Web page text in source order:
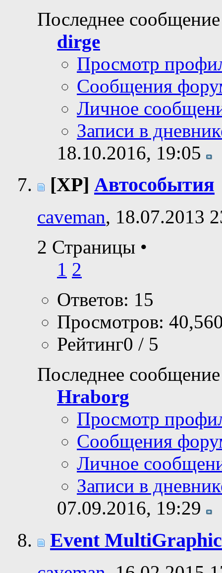
Последнее
dirge
Просмотр
Сообщения
Личное
Записи в
18.10.2016, 19:05
[XP] Автособытия
caveman, 18.07.2013
2 Страницы •
1 2
Ответов: 15
Просмотров:
Рейтинг0 / 5
Последнее
Hraborg
Просмотр
Сообщения
Личное
Записи в
07.09.2016, 19:29
Event MultiGraphic